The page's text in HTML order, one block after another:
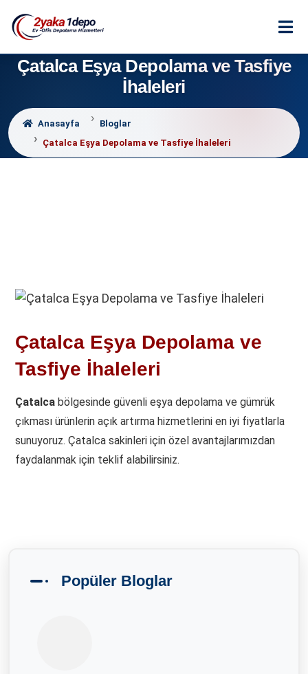
Çatalca Eşya Depolama ve Tasfiye
İhaleleri
Anasayfa
Bloglar
Çatalca Eşya Depolama ve Tasfiye İhaleleri
Çatalca Eşya Depolama ve
Tasfiye İhaleleri
Çatalca bölgesinde güvenli eşya depolama ve gümrük
çıkması ürünlerin açık artırma hizmetlerini en iyi fiyatlarla
sunuyoruz. Çatalca sakinleri için özel avantajlarımızdan
faydalanmak için teklif alabilirsiniz.
Popüler Bloglar